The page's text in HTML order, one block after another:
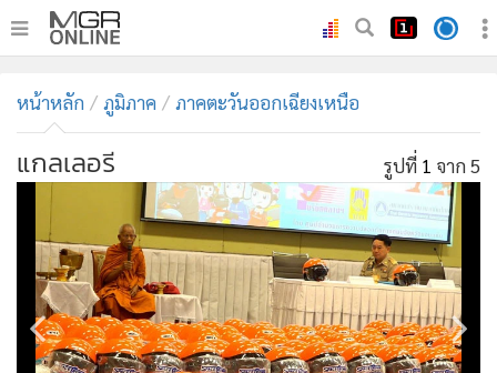
ทันเหตุการณ์
• ภาคใต้
• ภูมิภาค
Online Section
บันเทิง
ผู้จัดการรายวัน
คอลัมนิสต์
ละคร
หน้าหลัก ภูมิภาค ภาคตะวันออกเฉียงเหนือ
แกลเลอรี รูปที่ 1 จาก 5